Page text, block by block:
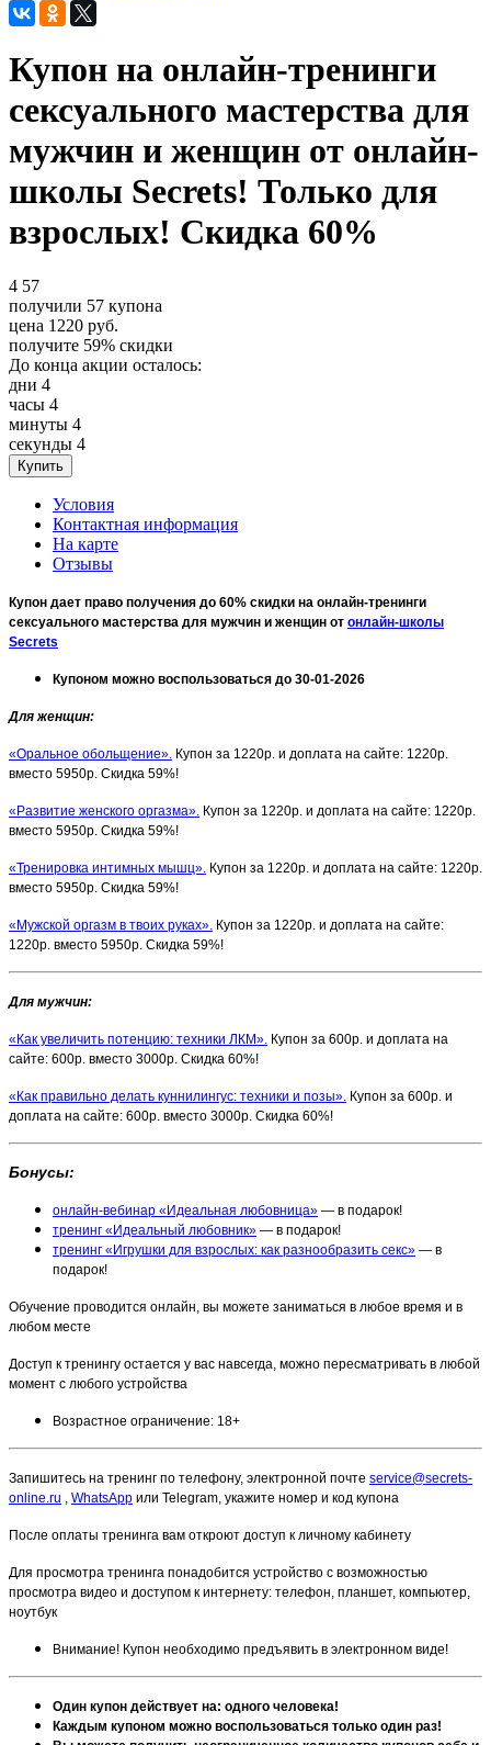
Купон на онлайн-тренинги
сексуального мастерства для
мужчин и женщин от онлайн-
школы Secrets! Только для
взрослых! Скидка 60%
4 57
получили 57 купона
цена 1220 руб.
получите 59% скидки
До конца акции осталось:
дни 4
часы 4
минуты 4
секунды 4
Условия
Контактная информация
На карте
Отзывы
Купон дает право получения до 60% скидки на онлайн-тренинги
сексуального мастерства для мужчин и женщин от онлайн-школы
Secrets
Купоном можно воспользоваться до 30-01-2026
Для женщин:
«Оральное обольщение». Купон за 1220р. и доплата на сайте: 1220р.
вместо 5950р. Скидка 59%!
«Развитие женского оргазма». Купон за 1220р. и доплата на сайте: 1220р.
вместо 5950р. Скидка 59%!
«Тренировка интимных мышц». Купон за 1220р. и доплата на сайте: 1220р.
вместо 5950р. Скидка 59%!
«Мужской оргазм в твоих руках». Купон за 1220р. и доплата на сайте:
1220р. вместо 5950р. Скидка 59%!
Для мужчин:
«Как увеличить потенцию: техники ЛКМ». Купон за 600р. и доплата на
сайте: 600р. вместо 3000р. Скидка 60%!
«Как правильно делать куннилингус: техники и позы». Купон за 600р. и
доплата на сайте: 600р. вместо 3000р. Скидка 60%!
Бонусы:
онлайн-вебинар «Идеальная любовница» — в подарок!
тренинг «Идеальный любовник» — в подарок!
тренинг «Игрушки для взрослых: как разнообразить секс» — в
подарок!
Обучение проводится онлайн, вы можете заниматься в любое время и в
любом месте
Доступ к тренингу остается у вас навсегда, можно пересматривать в любой
момент с любого устройства
Возрастное ограничение: 18+
Запишитесь на тренинг по телефону, электронной почте service@secrets-
online.ru , WhatsApp или Telegram, укажите номер и код купона
После оплаты тренинга вам откроют доступ к личному кабинету
Для просмотра тренинга понадобится устройство с возможностью
просмотра видео и доступом к интернету: телефон, планшет, компьютер,
ноутбук
Внимание! Купон необходимо предъявить в электронном виде!
Один купон действует на: одного человека!
Каждым купоном можно воспользоваться только один раз!